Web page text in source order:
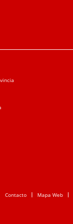
Contacto Mapa Web